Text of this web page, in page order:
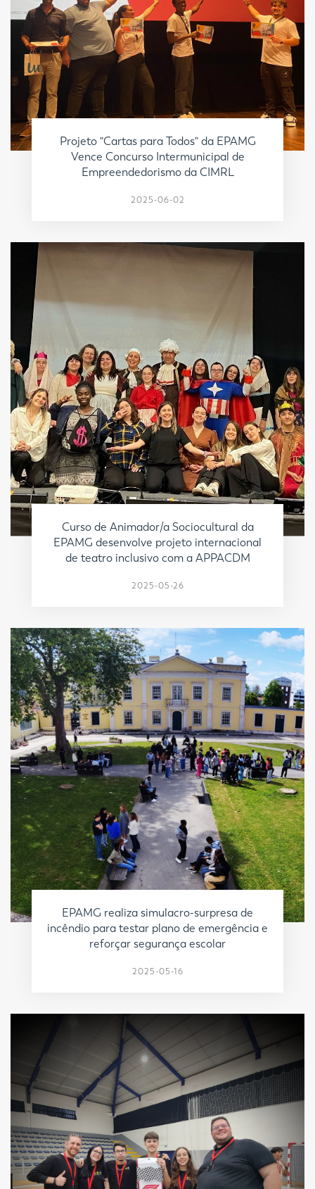
Projeto "Cartas para Todos" da EPAMG
Vence Concurso Intermunicipal de
Empreendedorismo da CIMRL
2025-06-02
Curso de Animador/a Sociocultural da
EPAMG desenvolve projeto internacional
de teatro inclusivo com a APPACDM
2025-05-26
EPAMG realiza simulacro-surpresa de
incêndio para testar plano de emergência e
reforçar segurança escolar
2025-05-16